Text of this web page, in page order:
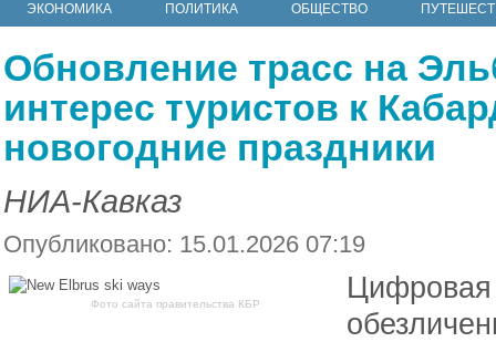
ЭКОНОМИКА ПОЛИТИКА ОБЩЕСТВО
Обновление трасс на
интерес туристов к
новогодние праздники
НИА-Кавказ
Опубликовано: 15.01.2026 07:19
Фото сайта правительства КБР
Цифровая